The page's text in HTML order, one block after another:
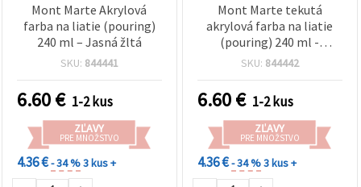
Mont Marte Akrylová
farba na liatie (pouring)
240 ml – Jasná žltá
SKU: 844441
6.60€ 1-2 kus
ZĽAVY
PRE MNOŽSTVO
4.36 €- 34 %3 kus +
Mont Marte tekutá
akrylová farba na liatie
(pouring) 240 ml -
korálová
SKU: 844442
6.60€ 1-2 kus
ZĽAVY
PRE MNOŽSTVO
4.36 €- 34 %3 kus +